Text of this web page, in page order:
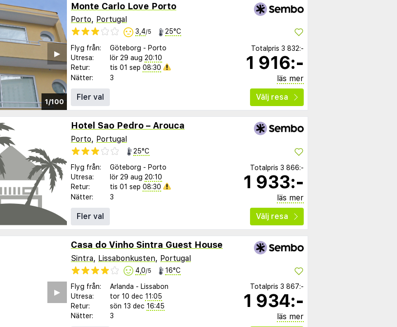
1/100
▶︎
Monte Carlo Love Porto
Porto, Portugal
3,4/5 25°C
Flyg från: Göteborg - Porto
Utresa:
lör 29 aug 20:10
Retur:
tis 01 sep 08:30
Nätter:
3
Totalpris 3 832:-
1 916:-
läs mer
Fler val
Välj resa
Hotel Sao Pedro – Arouca
Porto, Portugal
25°C
Flyg från: Göteborg - Porto
Utresa:
lör 29 aug 20:10
Retur:
tis 01 sep 08:30
Nätter:
3
Totalpris 3 866:-
1 933:-
läs mer
Fler val
Välj resa
▶︎
Casa do Vinho Sintra Guest House
Sintra, Lissabonkusten, Portugal
4,0/5 16°C
Flyg från: Arlanda - Lissabon
Utresa:
tor 10 dec 11:05
Retur:
sön 13 dec 16:45
Nätter:
3
Totalpris 3 867:-
1 934:-
läs mer